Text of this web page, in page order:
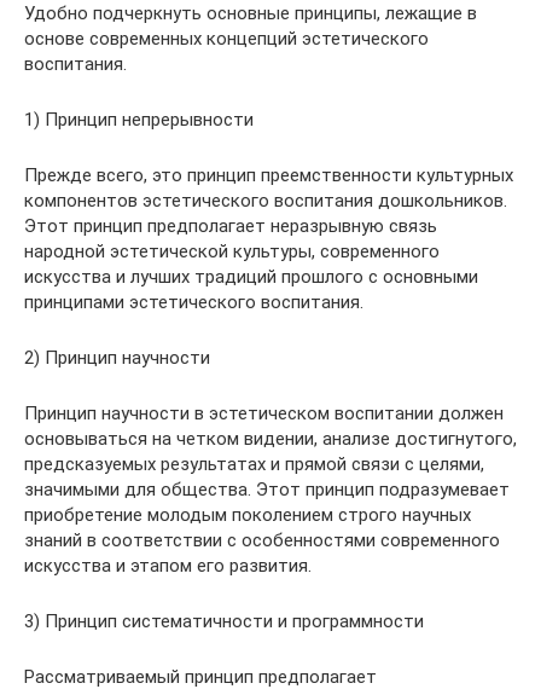
Удобно подчеркнуть основные принципы, лежащие в
основе современных концепций эстетического
воспитания.
1) Принцип непрерывности
Прежде всего, это принцип преемственности культурных
компонентов эстетического воспитания дошкольников.
Этот принцип предполагает неразрывную связь
народной эстетической культуры, современного
искусства и лучших традиций прошлого с основными
принципами эстетического воспитания.
2) Принцип научности
Принцип научности в эстетическом воспитании должен
основываться на четком видении, анализе достигнутого,
предсказуемых результатах и прямой связи с целями,
значимыми для общества. Этот принцип подразумевает
приобретение молодым поколением строго научных
знаний в соответствии с особенностями современного
искусства и этапом его развития.
3) Принцип систематичности и программности
Рассматриваемый принцип предполагает